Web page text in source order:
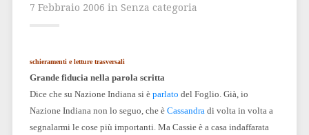
7 Febbraio 2006 in Senza categoria
schieramenti e letture trasversali
Grande fiducia nella parola scritta
Dice che su Nazione Indiana si è parlato del Foglio. Già, io
Nazione Indiana non lo seguo, che è Cassandradi volta in volta a
segnalarmi le cose più importanti. Ma Cassie è a casa indaffarata